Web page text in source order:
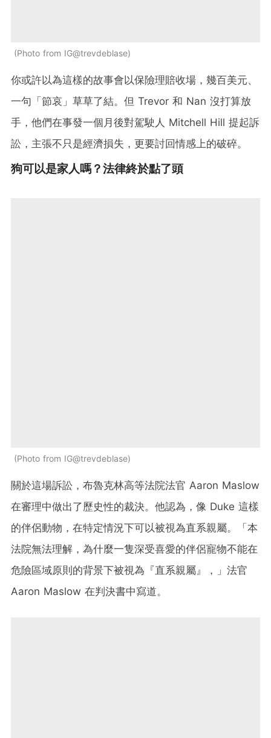
Photo from IG@trevdeblase
你或許以為這樣的故事會以保險理賠收場，幾百美元、
一句「節哀」草草了結。但 Trevor 和 Nan 沒打算放
手，他們在事發一個月後對駕駛人 Mitchell Hill 提起訴
訟，主張不只是經濟損失，更要討回情感上的破碎。
狗可以是家人嗎？法律終於點了頭
Photo from IG@trevdeblase
關於這場訴訟，布魯克林高等法院法官 Aaron Maslow
在審理中做出了歷史性的裁決。他認為，像 Duke 這樣
的伴侶動物，在特定情況下可以被視為直系親屬。「本
法院無法理解，為什麼一隻深受喜愛的伴侶寵物不能在
危險區域原則的背景下被視為『直系親屬』，」法官
Aaron Maslow 在判決書中寫道。